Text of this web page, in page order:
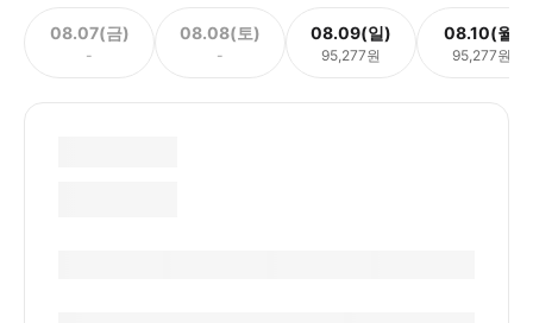
08.07(금)
-
08.08(토)
-
08.09(일)
95,277원
08.10(월)
95,277원